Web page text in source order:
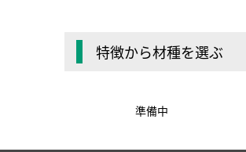
特徴から材種を選ぶ
準備中